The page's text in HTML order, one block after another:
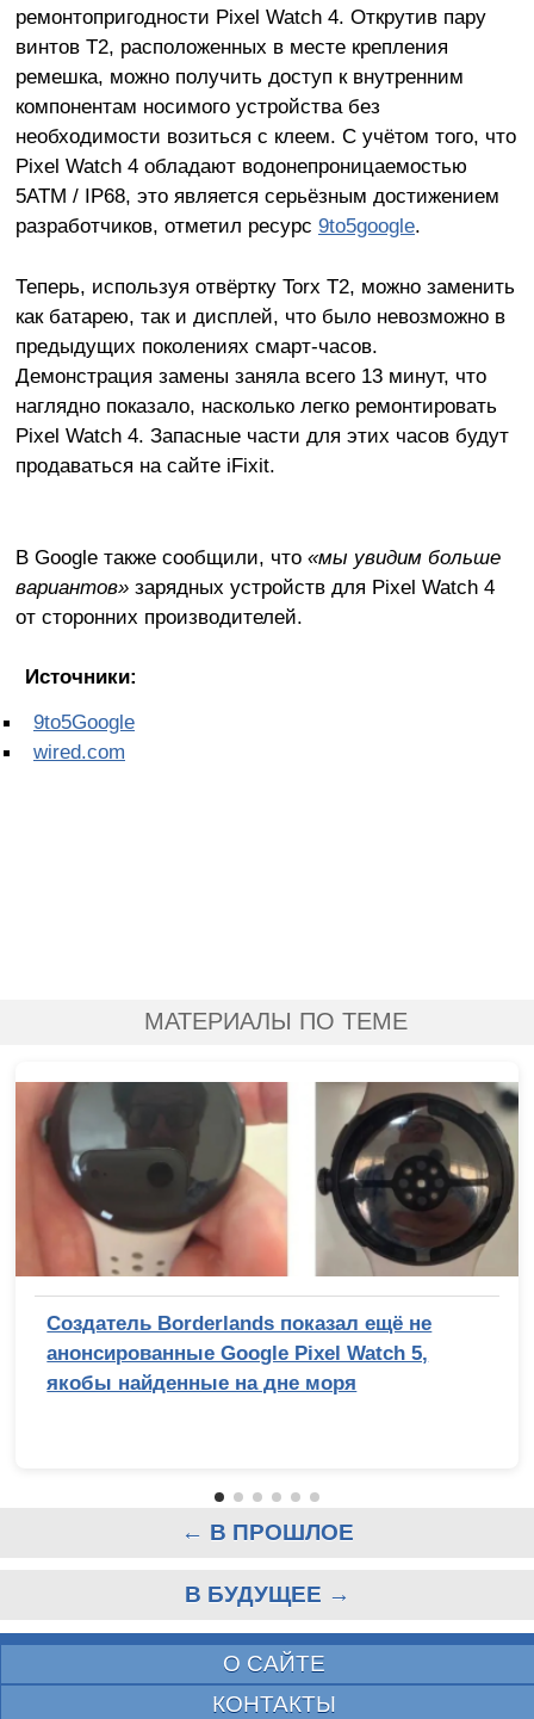
ремонтопригодности Pixel Watch 4. Открутив пару
винтов T2, расположенных в месте крепления
ремешка, можно получить доступ к внутренним
компонентам носимого устройства без
необходимости возиться с клеем. С учётом того, что
Pixel Watch 4 обладают водонепроницаемостью
5ATM / IP68, это является серьёзным достижением
разработчиков, отметил ресурс 9to5google.
Теперь, используя отвёртку Torx T2, можно заменить
как батарею, так и дисплей, что было невозможно в
предыдущих поколениях смарт-часов.
Демонстрация замены заняла всего 13 минут, что
наглядно показало, насколько легко ремонтировать
Pixel Watch 4. Запасные части для этих часов будут
продаваться на сайте iFixit.
В Google также сообщили, что «мы увидим больше
вариантов»зарядных устройств для Pixel Watch 4
от сторонних производителей.
Источники:
9to5Google
wired.com
МАТЕРИАЛЫ ПО ТЕМЕ
Создатель Borderlands показал ещё не
анонсированные Google Pixel Watch 5,
якобы найденные на дне моря
← В ПРОШЛОЕ
В БУДУЩЕЕ →
О САЙТЕ
КОНТАКТЫ